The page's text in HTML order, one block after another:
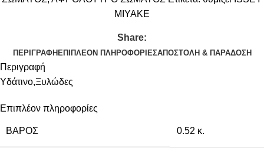
MIYAKE
Share:
ΠΕΡΙΓΡΑΦΉ ΕΠΙΠΛΈΟΝ ΠΛΗΡΟΦΟΡΊΕΣΑΠΟΣΤΟΛΉ & ΠΑΡΆΔΟΣΗ
Περιγραφή
Υδάτινο,Ξυλώδες
Επιπλέον πληροφορίες
ΒΆΡΟΣ 0.52 κ.